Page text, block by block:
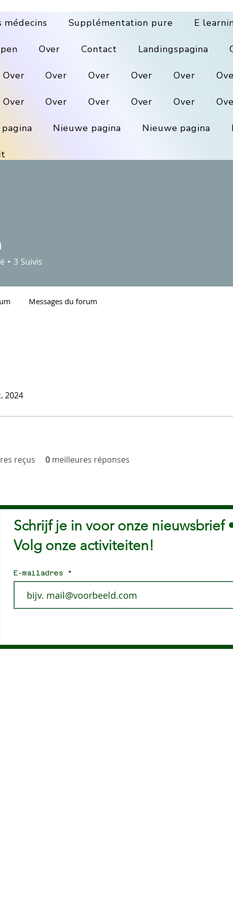
médecins Supplémentation pure E
Over Contact Landingspagina
Over Over Over Over Over
Over Over Over Over Over
Nieuwe pagina Nieuwe pagina
2024
reçus 0 meilleures réponses
3 Suivis
Messages du forum
Schrijf je in voor onze nieuwsbrief
Volg onze activiteiten!
E-mailadres